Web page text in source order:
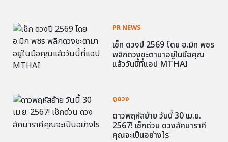
PR NEWS
เช็ก ดวงปี 2569 โดย อ.มิก พชร
พลิกดวงชะตามาอยู่ในมือคุณ
แล้ววันนี้ที่แอป MTHAI
ดูดวง
ดาวพฤหัสย้าย วันนี้ 30 เม.ย.
2567! เช็กด่วน ดวงลัคนาราศี
คุณจะเป็นอย่างไร